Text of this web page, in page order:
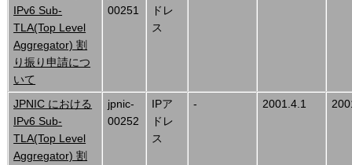
IPv6 Sub-
TLA(Top Level
Aggregator) 割
り振り申請につ
いて
00251
ドレ
ス
JPNIC における
IPv6 Sub-
TLA(Top Level
Aggregator) 割
jpnic-
00252
IPア
ドレ
ス
- 2001.4.1